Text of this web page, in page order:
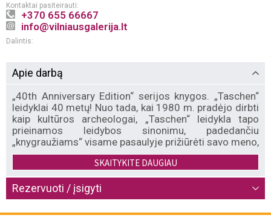
Kontaktai pasiteirauti:
+370 655 66667
info@vilniausgalerija.lt
Dalintis:
Apie darbą
„40th Anniversary Edition“ serijos knygos. „Taschen“
leidyklai 40 metų! Nuo tada, kai 1980 m. pradėjo dirbti
kaip kultūros archeologai, „Taschen“ leidykla tapo
prieinamos leidybos sinonimu, padedančiu
„knygraužiams“ visame pasaulyje prižiūrėti savo meno,
antropologijos ir afrodizijos biblioteką už
neprilygstamą kainą. Šiandien, likdami ištikimi savo
įmonės kredo, „Taschen“ leidykla švenčia neįtikėtinų
knygų 40-metį. „40th Anniversary Edition“ pristato
naujus kai kurių „Taschen“ bestselerių leidimus, kurie
dabar kompaktiškesni, draugiškesni ir vis dar
SKAITYKITE DAUGIAU
Rezervuoti / įsigyti